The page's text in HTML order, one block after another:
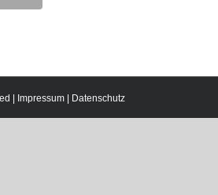
| Impressum Datenschutz